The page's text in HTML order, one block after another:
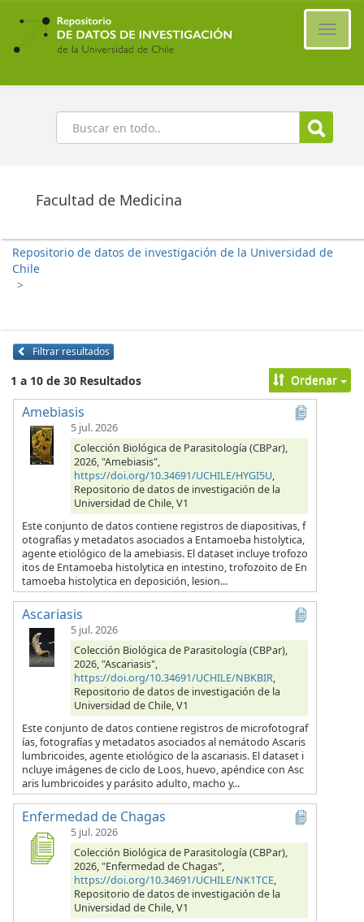
Ir
contenido
principal
Buscar
Facultad de Medicina
Repositorio de datos de investigación de la Universidad de
Chile
>
Filtrar resultados
1 a 10 de 30 Resultados Ordenar
Amebiasis
5 jul. 2026
Colección Biológica de Parasitología (CBPar),
2026, "Amebiasis",
https://doi.org/10.34691/UCHILE/HYGI5U,
Repositorio de datos de investigación de la
Universidad de Chile, V1
Este conjunto de datos contiene registros de diapositivas, f
otografías y metadatos asociados a Entamoeba histolytica,
agente etiológico de la amebiasis. El dataset incluye trofozo
itos de Entamoeba histolytica en intestino, trofozoito de En
tamoeba histolytica en deposición, lesion...
Ascariasis
5 jul. 2026
Colección Biológica de Parasitología (CBPar),
2026, "Ascariasis",
https://doi.org/10.34691/UCHILE/NBKBIR,
Repositorio de datos de investigación de la
Universidad de Chile, V1
Este conjunto de datos contiene registros de microfotograf
ías, fotografías y metadatos asociados al nemátodo Ascaris
lumbricoides, agente etiológico de la ascariasis. El dataset i
ncluye imágenes de ciclo de Loos, huevo, apéndice con Asc
aris lumbricoides y parásito adulto, macho y...
Enfermedad de Chagas
5 jul. 2026
Colección Biológica de Parasitología (CBPar),
2026, "Enfermedad de Chagas",
https://doi.org/10.34691/UCHILE/NK1TCE,
Repositorio de datos de investigación de la
Universidad de Chile, V1